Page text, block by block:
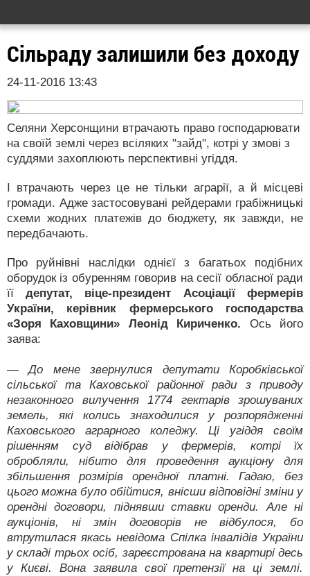
Сільраду залишили без доходу
24-11-2016 13:43
Селяни Херсонщини втрачають право господарювати
на своїй землі через всіляких "зайд", котрі у змові з
суддями захоплюють перспективні угіддя.
І втрачають через це не тільки аграрії, а й місцеві
громади. Адже застосовувані рейдерами грабіжницькі
схеми жодних платежів до бюджету, як завжди, не
передбачають.
Про руйнівні наслідки однієї з багатьох подібних
оборудок із обуренням говорив на сесії обласної ради
її депутат, віце-президент Асоціації фермерів
України, ке­рівник фермерського господарства
«Зоря Каховщини» Леонід Кириченко. Ось його
заява:
— До мене звернулися депутати Коробківської
сільської та Каховської районної ради з приводу
незаконного вилучення 1774 гектарів зрошуваних
земель, які колись знаходилися у розпорядженні
Каховського аграрного коледжу. Ці угіддя своїм
рішенням суд відібрав у фермерів, котрі їх
обробляли, нібито для проведення аукціону для
збільшення розмірів орендної платні. Гадаю, без
цього можна було обійтися, внісши відповідні зміни у
орендні договори, піднявши ставки оренди. Але ні
аукціонів, ні змін договорів не відбулося, бо
втрутилася якась невідома Спілка інвалідів України
у складі трьох осіб, зареєстрована на квартирі десь
у Києві. Вона заявила свої претензії на ці землі.